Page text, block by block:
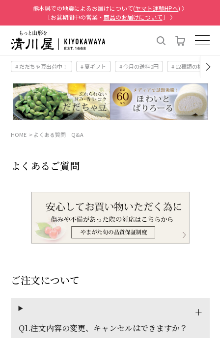
熊本県での地震によるお届けについて(ヤマト運輸HPへ) 〉
［お盆期間中の営業・ 商品のお届けについて］ 〉
# だだちゃ豆出荷中！ # 夏ギフト # 今月の送料0円 # 12種類の桃
HOME よくある質問 Q&A
よくあるご質問
ご注文について
Q1.注文内容の変更、キャンセルはできますか？